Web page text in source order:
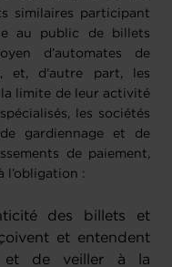
similaires participant
au public de billets
d’automates de
et, d’autre part, les
la limite de leur activité
les sociétés
gardiennage et de
de paiement,
l’obligation :
des billets et
et entendent
et de veiller à la